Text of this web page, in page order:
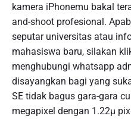
kamera iPhonemu bakal
and-shoot profesional.
seputar universitas atau
mahasiswa baru, silakan
menghubungi whatsapp
disayangkan bagi yang
SE tidak bagus gara-gara
megapixel dengan 1.22µ